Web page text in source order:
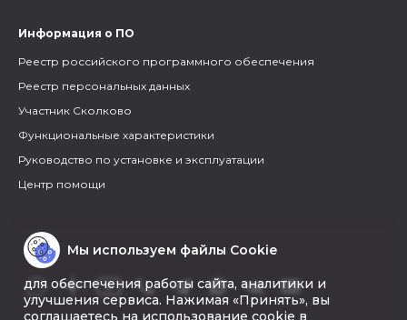
Информация о ПО
Реестр российского программного обеспечения
Реестр персональных данных
Участник Сколково
Функциональные характеристики
Руководство по установке и эксплуатации
Центр помощи
Мы используем файлы Cookie
для обеспечения работы сайта, аналитики и
улучшения сервиса. Нажимая «Принять», вы
соглашаетесь на использование cookie в